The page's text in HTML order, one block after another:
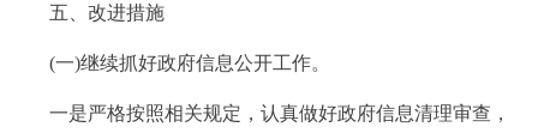
五、改进措施
(一)继续抓好政府信息公开工作。
一是严格按照相关规定，认真做好政府信息清理审查，